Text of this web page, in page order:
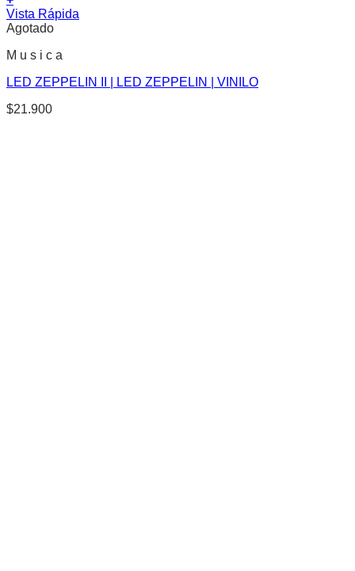
Vista Rápida
Agotado
M u s i c a
LED ZEPPELIN II | LED ZEPPELIN | VINILO
$21.900